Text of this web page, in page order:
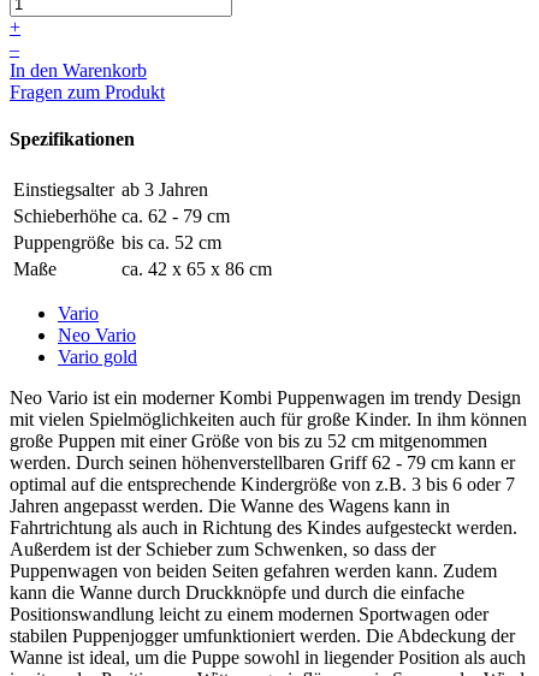
+
–
In den Warenkorb
Fragen zum Produkt
Spezifikationen
Einstiegsalter ab 3 Jahren
Schieberhöhe ca. 62 - 79 cm
Puppengröße bis ca. 52 cm
Maße
ca. 42 x 65 x 86 cm
Vario
Neo Vario
Vario gold
Neo Vario ist ein moderner Kombi Puppenwagen im trendy Design
mit vielen Spielmöglichkeiten auch für große Kinder. In ihm können
große Puppen mit einer Größe von bis zu 52 cm mitgenommen
werden. Durch seinen höhenverstellbaren Griff 62 - 79 cm kann er
optimal auf die entsprechende Kindergröße von z.B. 3 bis 6 oder 7
Jahren angepasst werden. Die Wanne des Wagens kann in
Fahrtrichtung als auch in Richtung des Kindes aufgesteckt werden.
Außerdem ist der Schieber zum Schwenken, so dass der
Puppenwagen von beiden Seiten gefahren werden kann. Zudem
kann die Wanne durch Druckknöpfe und durch die einfache
Positionswandlung leicht zu einem modernen Sportwagen oder
stabilen Puppenjogger umfunktioniert werden. Die Abdeckung der
Wanne ist ideal, um die Puppe sowohl in liegender Position als auch